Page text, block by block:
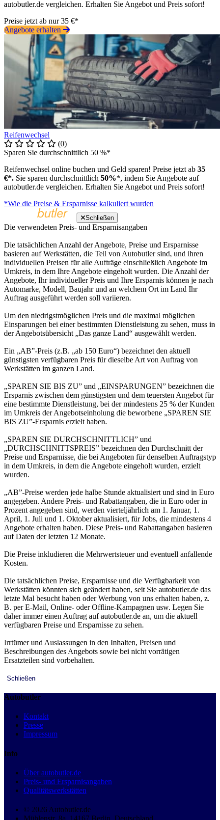
autobutler.de vergleichen. Erhalten Sie Angebot und Preis sofort!
Preise jetzt ab nur 35 €*
Angebote erhalten
Reifenwechsel
(0)
Sparen Sie durchschnittlich 50 %*
Reifenwechsel online buchen und Geld sparen! Preise jetzt ab 35
€*. Sie sparen durchschnittlich 50%*, indem Sie Angebote auf
autobutler.de vergleichen. Erhalten Sie Angebot und Preis sofort!
*Wie die Preise & Ersparnisse kalkuliert wurden
Schließen
Die verwendeten Preis- und Ersparnisangaben
Die tatsächlichen Anzahl der Angebote, Preise und Ersparnisse
basieren auf Werkstätten, die Teil von Autobutler sind, und ihren
individuellen Preisen für alle Aufträge einschließlich Angebote im
Umkreis, in dem Ihre Angebote eingeholt wurden. Die Anzahl der
Angebote, Ihr individueller Preis und Ihre Ersparnis können je nach
Automarke, Modell, Baujahr und an welchem Ort im Land Ihr
Auftrag ausgeführt werden soll variieren.
Um den niedrigstmöglichen Preis und die maximal möglichen
Einsparungen bei einer bestimmten Dienstleistung zu sehen, muss in
der Angebotsübersicht „Das ganze Land“ ausgewählt werden.
Ein „AB”-Preis (z.B. „ab 150 Euro“) bezeichnet den aktuell
günstigsten verfügbaren Preis für dieselbe Art von Auftrag von
Werkstätten im ganzen Land.
„SPAREN SIE BIS ZU” und „EINSPARUNGEN” bezeichnen die
Ersparnis zwischen dem günstigsten und dem teuersten Angebot für
eine bestimmte Dienstleistung, bei der mindestens 25 % der Kunden
im Umkreis der Angebotseinholung die beworbene „SPAREN SIE
BIS ZU”-Ersparnis erzielt haben.
„SPAREN SIE DURCHSCHNITTLICH” und
„DURCHSCHNITTSPREIS” bezeichnen den Durchschnitt der
Preise und Ersparnisse, die bei Angeboten für denselben Auftragstyp
in dem Umkreis, in dem die Angebote eingeholt wurden, erzielt
wurden.
„AB”-Preise werden jede halbe Stunde aktualisiert und sind in Euro
angegeben. Andere Preis- und Rabattangaben, die in Euro oder in
Prozent angegeben sind, werden vierteljährlich am 1. Januar, 1.
April, 1. Juli und 1. Oktober aktualisiert, für Jobs, die mindestens 4
Angebote erhalten haben. Diese Preis- und Rabattangaben basieren
auf Daten der letzten 12 Monate.
Die Preise inkludieren die Mehrwertsteuer und eventuell anfallende
Kosten.
Die tatsächlichen Preise, Ersparnisse und die Verfügbarkeit von
Werkstätten könnten sich geändert haben, seit Sie autobutler.de das
letzte Mal besucht haben oder Werbung von uns erhalten haben, z.
B. per E-Mail, Online- oder Offline-Kampagnen usw. Legen Sie
daher immer einen Auftrag auf autobutler.de an, um die aktuell
verfügbaren Preise und Ersparnisse zu sehen.
Irrtümer und Auslassungen in den Inhalten, Preisen und
Beschreibungen des Angebots sowie bei nicht vorrätigen
Ersatzteilen sind vorbehalten.
Schließen
Autobutler
Kontakt
Presse
Impressum
Info
Über autobutler.de
Preis- und Ersparnisangaben
Qualitätswerkstätten
© 2026 Autobutler.de